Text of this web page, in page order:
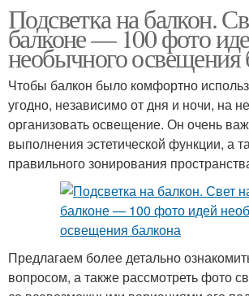
Подсветка на балкон.
балконе — 100 фото
необычного освещения
Чтобы балкон было комфортно
угодно, независимо от дня и ночи, на
организовать освещение. Он очень
выполнения эстетической функции, а
правильного зонирования
Предлагаем более детально
вопросом, а также рассмотреть фото